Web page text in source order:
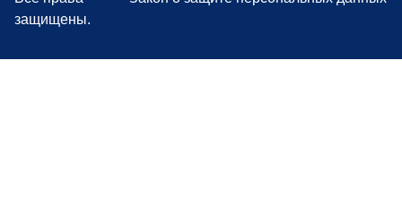
защищены.